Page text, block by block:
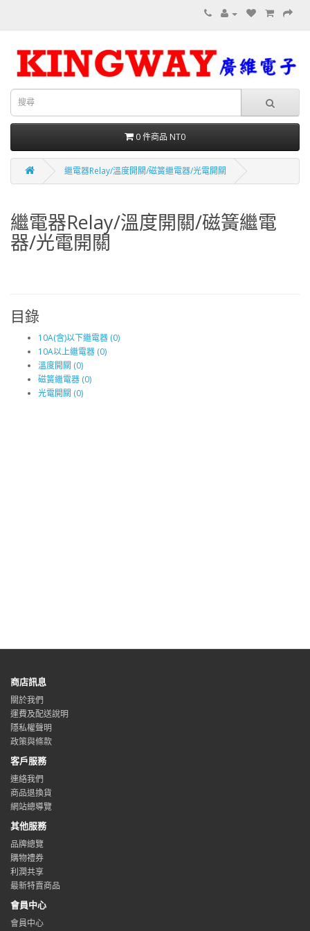
0 件商品 NT0
繼電器Relay/溫度開關/磁簧繼電器/光電開關
繼電器Relay/溫度開關/磁簧繼電
器/光電開關
目錄
10A(含)以下繼電器 (0)
10A以上繼電器 (0)
溫度開關 (0)
磁簧繼電器 (0)
光電開關 (0)
商店訊息
關於我們
運費及配送說明
隱私權聲明
政策與條款
客戶服務
連絡我們
商品退換貨
網站總導覽
其他服務
品牌總覽
購物禮券
利潤共享
最新特賣商品
會員中心
會員中心